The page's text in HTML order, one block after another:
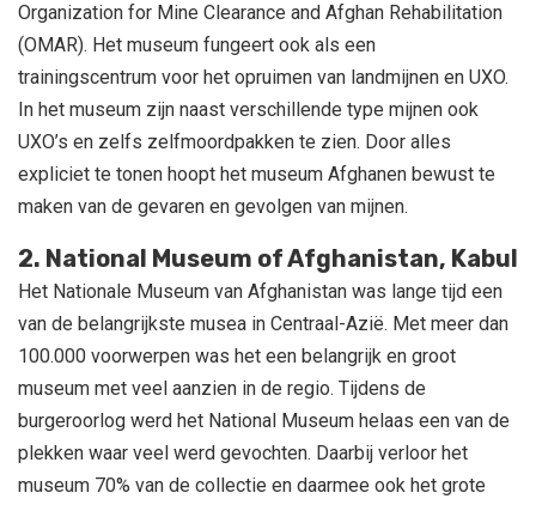
Organization for Mine Clearance and Afghan Rehabilitation
(OMAR). Het museum fungeert ook als een
trainingscentrum voor het opruimen van landmijnen en UXO.
In het museum zijn naast verschillende type mijnen ook
UXO’s en zelfs zelfmoordpakken te zien. Door alles
expliciet te tonen hoopt het museum Afghanen bewust te
maken van de gevaren en gevolgen van mijnen.
2. National Museum of Afghanistan, Kabul
Het Nationale Museum van Afghanistan was lange tijd een
van de belangrijkste musea in Centraal-Azië. Met meer dan
100.000 voorwerpen was het een belangrijk en groot
museum met veel aanzien in de regio. Tijdens de
burgeroorlog werd het National Museum helaas een van de
plekken waar veel werd gevochten. Daarbij verloor het
museum 70% van de collectie en daarmee ook het grote